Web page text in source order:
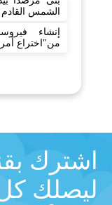
الشمس القادم
إنشاء
من"اختراع
اشترك
ليصلك